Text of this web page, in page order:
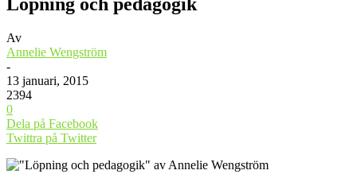
Av
Annelie Wengström
-
13 januari, 2015
2394
0
Dela på Facebook
Twittra på Twitter